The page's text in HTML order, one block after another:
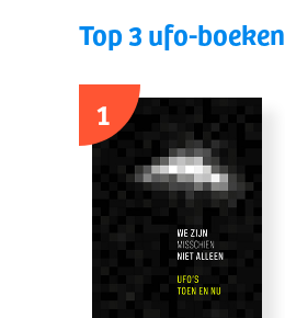
Top 3 ufo-boeken
1